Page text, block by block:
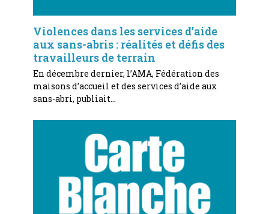
Violences dans les services d’aide
aux sans-abris : réalités et défis des
travailleurs de terrain
En décembre dernier, l’AMA, Fédération des
maisons d’accueil et des services d’aide aux
sans-abri, publiait…